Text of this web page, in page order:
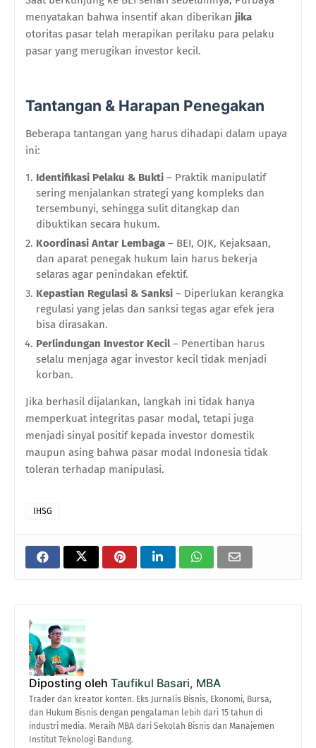
menyatakan bahwa insentif akan diberikan jika
otoritas pasar telah merapikan perilaku para pelaku
pasar yang merugikan investor kecil.
Tantangan & Harapan Penegakan
Beberapa tantangan yang harus dihadapi dalam upaya
ini:
Identifikasi Pelaku & Bukti – Praktik manipulatif
sering menjalankan strategi yang kompleks dan
tersembunyi, sehingga sulit ditangkap dan
dibuktikan secara hukum.
Koordinasi Antar Lembaga – BEI, OJK, Kejaksaan,
dan aparat penegak hukum lain harus bekerja
selaras agar penindakan efektif.
Kepastian Regulasi & Sanksi – Diperlukan kerangka
regulasi yang jelas dan sanksi tegas agar efek jera
bisa dirasakan.
Perlindungan Investor Kecil– Penertiban harus
selalu menjaga agar investor kecil tidak menjadi
korban.
Jika berhasil dijalankan, langkah ini tidak hanya
memperkuat integritas pasar modal, tetapi juga
menjadi sinyal positif kepada investor domestik
maupun asing bahwa pasar modal Indonesia tidak
toleran terhadap manipulasi.
IHSG
Diposting oleh Taufikul Basari, MBA
Trader dan kreator konten. Eks Jurnalis Bisnis, Ekonomi, Bursa,
dan Hukum Bisnis dengan pengalaman lebih dari 15 tahun di
industri media. Meraih MBA dari Sekolah Bisnis dan Manajemen
Institut Teknologi Bandung.